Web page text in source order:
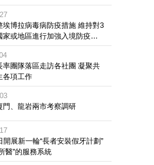
埃博拉病毒病防疫措施 維持對3
家或地區進行加強入境防疫措
率團隊落區走訪各社團 凝聚共
各項工作
門、龍岩兩市考察調研
開展新一輪“長者安裝假牙計劃”
醫”的服務系統